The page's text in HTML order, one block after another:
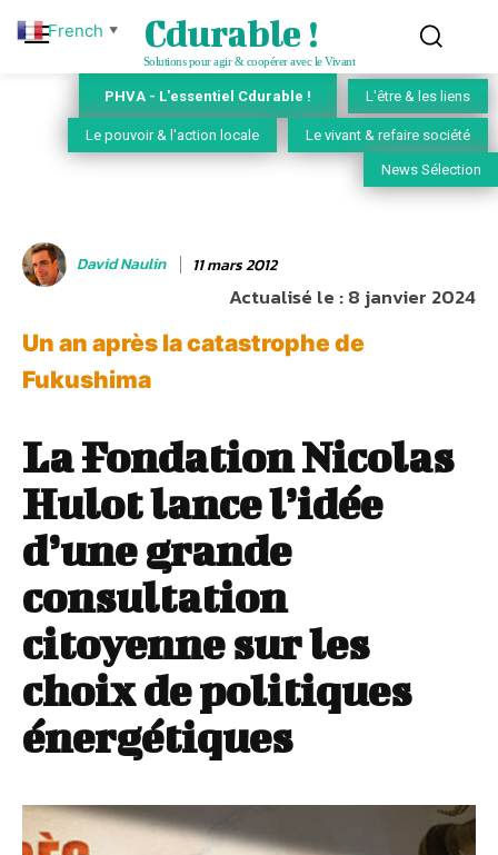
Cdurable !
Solutions pour agir & coopérer avec le Vivant
PHVA - L'essentiel Cdurable ! L'être & les liens
Le pouvoir & l'action locale Le vivant & refaire société
News Sélection
David Naulin 11 mars 2012
Actualisé le :8 janvier 2024
Un an après la catastrophe de
Fukushima
La Fondation Nicolas
Hulot lance l’idée
d’une grande
consultation
citoyenne sur les
choix de politiques
énergétiques
French ▼